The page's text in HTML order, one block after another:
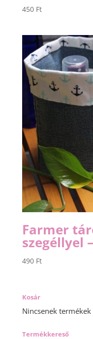
450 Ft
Farmer
szegéllyel
490 Ft
Kosár
Nincsenek
Termékkereső